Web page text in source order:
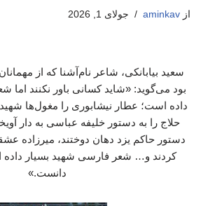
از aminkav جولای 1, 2026
سعید بیابانکی، شاعر نام‌آشنا که از
بود می‌گوید: «شاید کسانی باور نکنند اما
داده است؛ عطار نیشابوری را مغول‌ها
حلاج را به دستور خلیفه عباسی به دار
دستور حاکم یزد دهان دوختند، میرزاده
کردند و… شعر فارسی شهید بسیار داده
دانست.»